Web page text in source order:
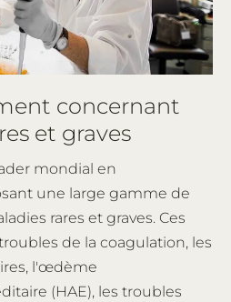
concernant
et graves
mondial en
une large gamme de
rares et graves. Ces
de la coagulation, les
l'œdème
(HAE), les troubles